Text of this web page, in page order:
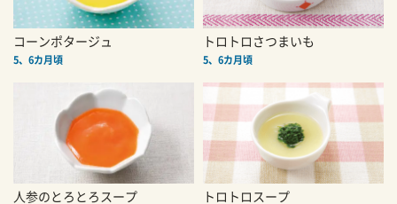
コーンポタージュ
5、6カ月頃
トロトロさつまいも
5、6カ月頃
人参のとろとろスープ トロトロスープ